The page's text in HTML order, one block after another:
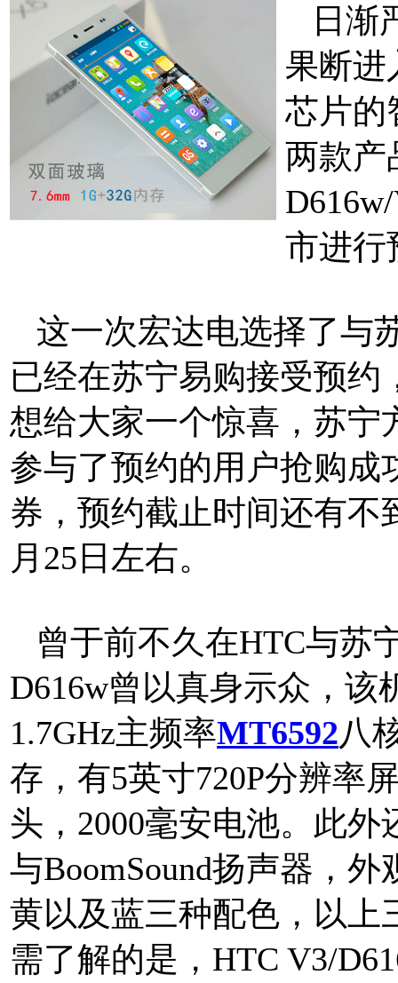
日渐
果断进
芯片的
两款产
市进行
这一次宏达电选择了与
已经在苏宁易购接受预
想给大家一个惊喜，苏宁
参与了预约的用户抢购成
券，预约截止时间还有不
月25日左右。
曾于前不久在HTC与苏
D616w曾以真身示众，
1.7GHz主频率MT6592八
存，有5英寸720P分辨率
头，2000毫安电池。此
与BoomSound扬声器，
黄以及蓝三种配色，以上
需了解的是，HTC V3/